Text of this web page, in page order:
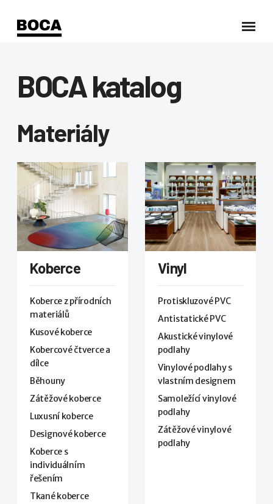
BOCA katalog
Materiály
Koberce
Koberce z přírodních
materiálů
Kusové koberce
Kobercové čtverce a
dílce
Běhouny
Zátěžové koberce
Luxusní koberce
Designové koberce
Koberce s
individuálním
řešením
Tkané koberce
Vinyl
Protiskluzové PVC
Antistatické PVC
Akustické vinylové
podlahy
Vinylové podlahy s
vlastním designem
Samoležící vinylové
podlahy
Zátěžové vinylové
podlahy